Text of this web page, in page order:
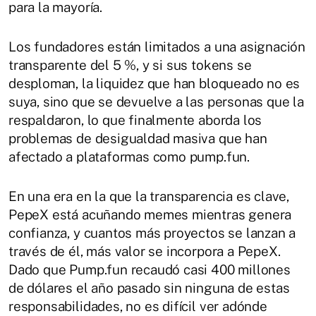
para la mayoría.
Los fundadores están limitados a una asignación
transparente del 5 %, y si sus tokens se
desploman, la liquidez que han bloqueado no es
suya, sino que se devuelve a las personas que la
respaldaron, lo que finalmente aborda los
problemas de desigualdad masiva que han
afectado a plataformas como pump.fun.
En una era en la que la transparencia es clave,
PepeX está acuñando memes mientras genera
confianza, y cuantos más proyectos se lanzan a
través de él, más valor se incorpora a PepeX.
Dado que Pump.fun recaudó casi 400 millones
de dólares el año pasado sin ninguna de estas
responsabilidades, no es difícil ver adónde